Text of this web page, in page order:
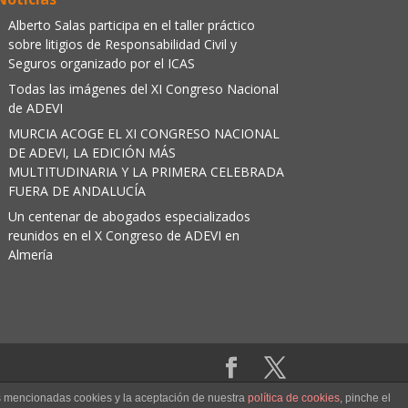
Alberto Salas participa en el taller práctico
sobre litigios de Responsabilidad Civil y
Seguros organizado por el ICAS
Todas las imágenes del XI Congreso Nacional
de ADEVI
MURCIA ACOGE EL XI CONGRESO NACIONAL
DE ADEVI, LA EDICIÓN MÁS
MULTITUDINARIA Y LA PRIMERA CELEBRADA
FUERA DE ANDALUCÍA
Un centenar de abogados especializados
reunidos en el X Congreso de ADEVI en
Almería
cookies y la aceptación de nuestra política de cookies, pinche el